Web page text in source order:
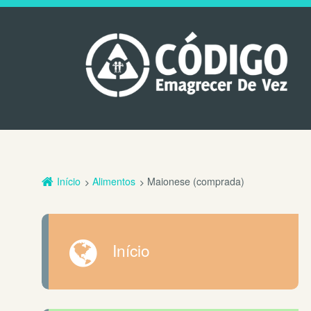
Início Alimentos Maionese (comprada)
Início